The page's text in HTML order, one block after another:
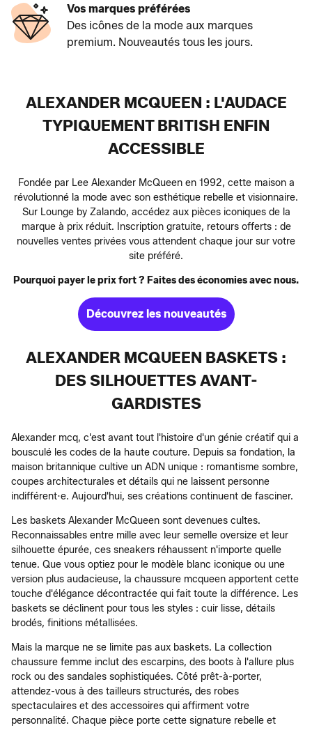
Vos marques préférées
Des icônes de la mode aux marques
premium. Nouveautés tous les jours.
ALEXANDER MCQUEEN : L'AUDACE
TYPIQUEMENT BRITISH ENFIN
ACCESSIBLE
Fondée par Lee Alexander McQueen en 1992, cette maison a
révolutionné la mode avec son esthétique rebelle et visionnaire.
Sur Lounge by Zalando, accédez aux pièces iconiques de la
marque à prix réduit. Inscription gratuite, retours offerts : de
nouvelles ventes privées vous attendent chaque jour sur votre
site préféré.
Pourquoi payer le prix fort ? Faites des économies avec nous.
Découvrez les nouveautés
ALEXANDER MCQUEEN BASKETS :
DES SILHOUETTES AVANT-
GARDISTES
Alexander mcq, c'est avant tout l'histoire d'un génie créatif qui a
bousculé les codes de la haute couture. Depuis sa fondation, la
maison britannique cultive un ADN unique : romantisme sombre,
coupes architecturales et détails qui ne laissent personne
indifférent·e. Aujourd'hui, ses créations continuent de fasciner.
Les baskets Alexander McQueen sont devenues cultes.
Reconnaissables entre mille avec leur semelle oversize et leur
silhouette épurée, ces sneakers réhaussent n'importe quelle
tenue. Que vous optiez pour le modèle blanc iconique ou une
version plus audacieuse, la chaussure mcqueen apportent cette
touche d'élégance décontractée qui fait toute la différence. Les
baskets se déclinent pour tous les styles : cuir lisse, détails
brodés, finitions métallisées.
Mais la marque ne se limite pas aux baskets. La collection
chaussure femme inclut des escarpins, des boots à l'allure plus
rock ou des sandales sophistiquées. Côté prêt-à-porter,
attendez-vous à des tailleurs structurés, des robes
spectaculaires et des accessoires qui affirment votre
personnalité. Chaque pièce porte cette signature rebelle et